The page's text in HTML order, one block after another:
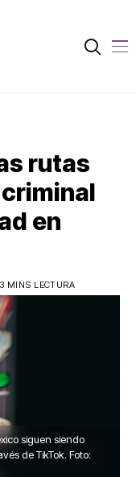
rutas
en
3 MINS LECTURA
siguen siendo
de TikTok. Foto: